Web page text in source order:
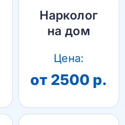
Нарколог
на дом
Цена:
от 2500 р.